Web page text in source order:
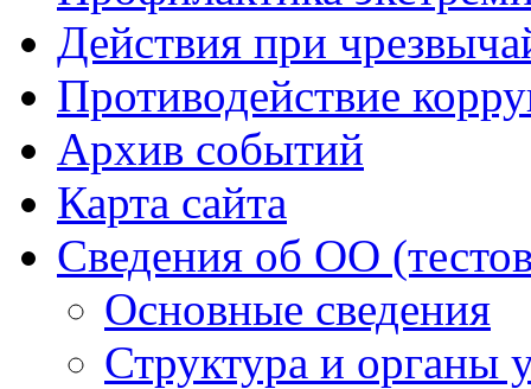
Действия при
Противодействие
Архив событий
Карта сайта
Сведения об ОО
Основные сведения
Структура и органы